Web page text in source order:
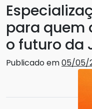
para quem
o futuro da
Publicado em05/05/